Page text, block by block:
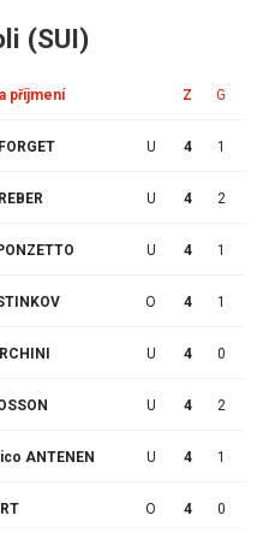
(SUI)
příjmení Z G
U 4 1
U 4 2
U 4 1
O 4 1
U 4 0
U 4 2
ANTENEN U 4 1
O 4 0